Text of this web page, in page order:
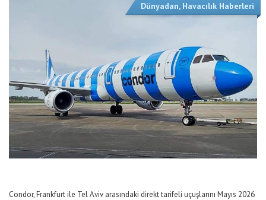
Dünyadan, Havacılık Haberleri
Condor, Frankfurt ile Tel Aviv arasındaki direkt tarifeli uçuşlarını Mayıs 2026